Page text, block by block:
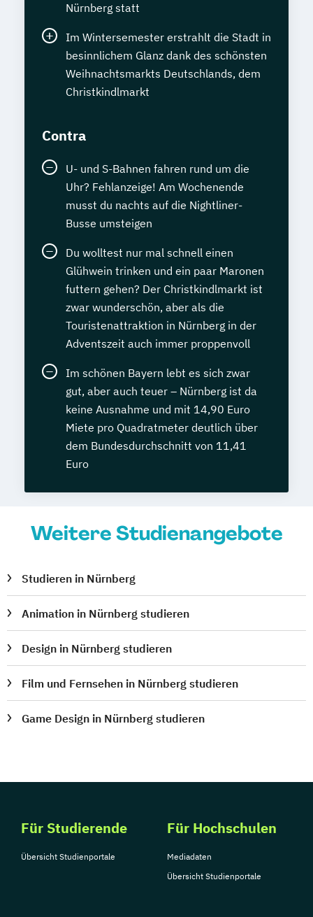
Nürnberg statt
Im Wintersemester erstrahlt die Stadt in
besinnlichem Glanz dank des schönsten
Weihnachtsmarkts Deutschlands, dem
Christkindlmarkt
Contra
U- und S-Bahnen fahren rund um die
Uhr? Fehlanzeige! Am Wochenende
musst du nachts auf die Nightliner-
Busse umsteigen
Du wolltest nur mal schnell einen
Glühwein trinken und ein paar Maronen
futtern gehen? Der Christkindlmarkt ist
zwar wunderschön, aber als die
Touristenattraktion in Nürnberg in der
Adventszeit auch immer proppenvoll
Im schönen Bayern lebt es sich zwar
gut, aber auch teuer – Nürnberg ist da
keine Ausnahme und mit 14,90 Euro
Miete pro Quadratmeter deutlich über
dem Bundesdurchschnitt von 11,41
Euro
Weitere Studienangebote
Studieren in Nürnberg
Animation in Nürnberg studieren
Design in Nürnberg studieren
Film und Fernsehen in Nürnberg studieren
Game Design in Nürnberg studieren
Für Studierende
Übersicht Studienportale
Für Hochschulen
Mediadaten
Übersicht Studienportale